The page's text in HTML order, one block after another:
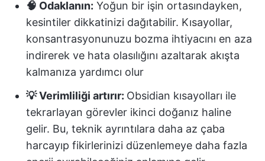
🧠 Odaklanın: Yoğun bir işin ortasındayken,
kesintiler dikkatinizi dağıtabilir. Kısayollar,
konsantrasyonunuzu bozma ihtiyacını en aza
indirerek ve hata olasılığını azaltarak akışta
kalmanıza yardımcı olur
💡 Verimliliği artırır: Obsidian kısayolları ile
tekrarlayan görevler ikinci doğanız haline
gelir. Bu, teknik ayrıntılara daha az çaba
harcayıp fikirlerinizi düzenlemeye daha fazla